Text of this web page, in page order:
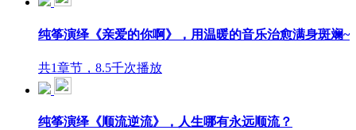
纯筝演绎《亲爱的你啊》，用温暖的音乐治愈满身斑斓~
共1章节，8.5千次播放
纯筝演绎《顺流逆流》，人生哪有永远顺流？